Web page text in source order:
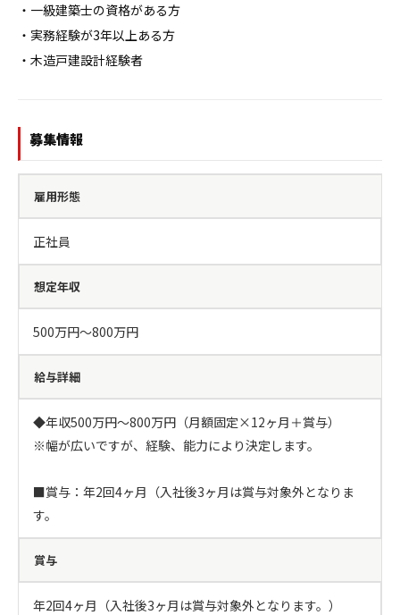
・一級建築士の資格がある方
・実務経験が3年以上ある方
・木造戸建設計経験者
募集情報
雇用形態
正社員
想定年収
500万円〜800万円
給与詳細
◆年収500万円～800万円（月額固定×12ヶ月＋賞与）
※幅が広いですが、経験、能力により決定します。
■賞与：年2回4ヶ月（入社後3ヶ月は賞与対象外となりま
す。
賞与
年2回4ヶ月（入社後3ヶ月は賞与対象外となります。）